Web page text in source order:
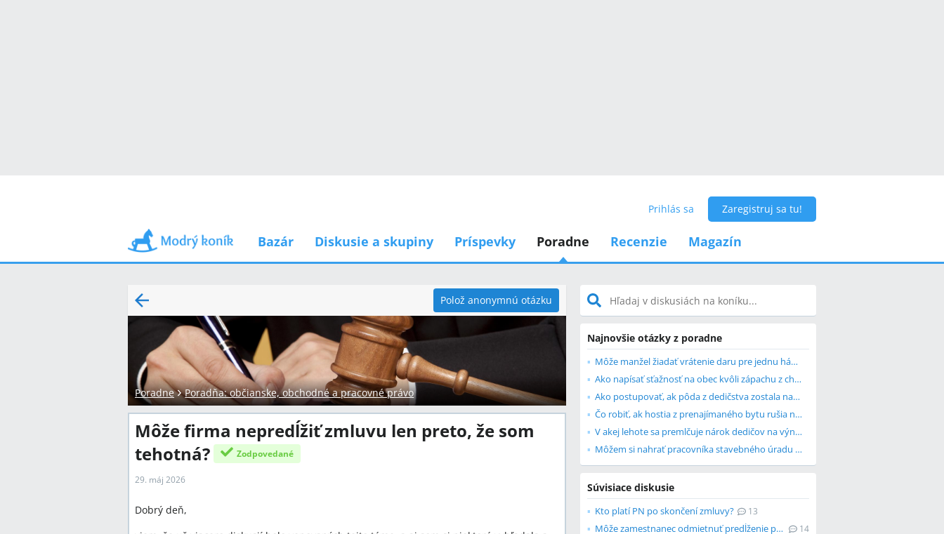
Prihlás sa Zaregistruj sa tu!
Bazár Diskusie a skupiny Príspevky Poradne Recenzie Magazín
Polož anonymnú otázku
Poradne Poradňa: občianske, obchodné a pracovné právo
Môže firma nepredĺžiť zmluvu len preto, že som
tehotná?
Zodpovedané
29. máj 2026
Dobrý deň,
Najnovšie otázky z poradne
Môže manžel žiadať vrátenie daru pre jednu hádku?
Ako napísať sťažnosť na obec kvôli zápachu z chovu ošípaných?
Ako postupovať, ak pôda z dedičstva zostala napísaná len na jedného súrodenca?
Čo robiť, ak hostia z prenajímaného bytu rušia nočný pokoj a robia neporiadok?
V akej lehote sa premlčuje nárok dedičov na výnos z nehnuteľnosti?
Môžem si nahrať pracovníka stavebného úradu pri úradnom konaní?
Súvisiace diskusie
Kto platí PN po skončení zmluvy? 13
Môže zamestnanec odmietnuť predĺženie pracovnej zmluvy? 14